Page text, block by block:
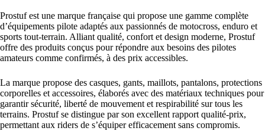
Prostuf est une marque française qui propose une gamme complète
d’équipements pilote adaptés aux passionnés de motocross, enduro et
sports tout-terrain. Alliant qualité, confort et design moderne, Prostuf
offre des produits conçus pour répondre aux besoins des pilotes
amateurs comme confirmés, à des prix accessibles.
La marque propose des casques, gants, maillots, pantalons, protections
corporelles et accessoires, élaborés avec des matériaux techniques pour
garantir sécurité, liberté de mouvement et respirabilité sur tous les
terrains. Prostuf se distingue par son excellent rapport qualité-prix,
permettant aux riders de s’équiper efficacement sans compromis.